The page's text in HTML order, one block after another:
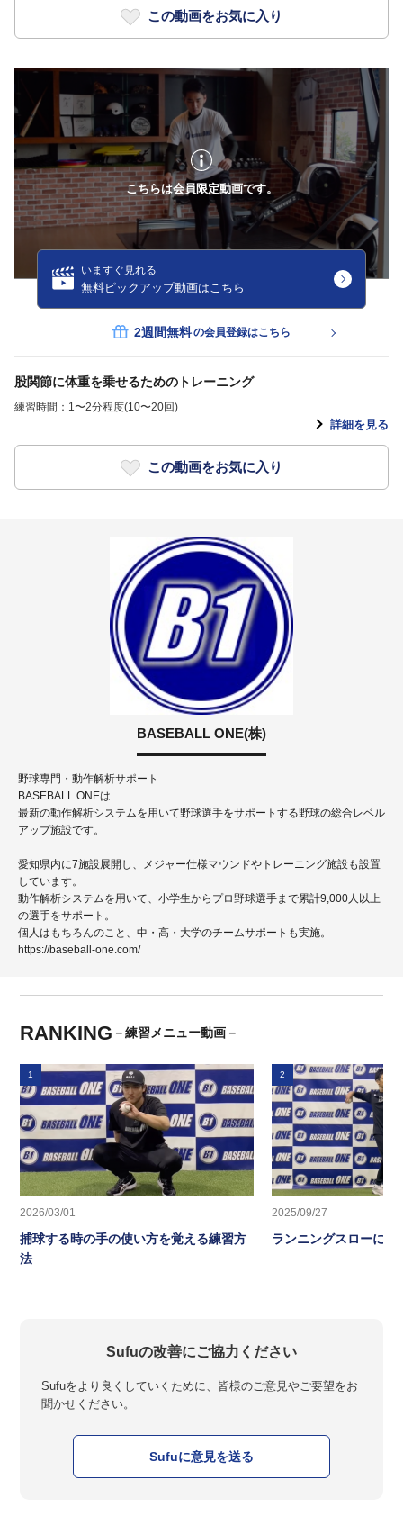
この動画をお気に入り
こちらは会員限定動画です。
いますぐ見れる
無料ピックアップ動画はこちら
2週間無料の会員登録はこちら
股関節に体重を乗せるためのトレーニング
練習時間：1〜2分程度(10〜20回)
詳細を見る
この動画をお気に入り
BASEBALL ONE(株)
野球専門・動作解析サポート
BASEBALL ONEは
最新の動作解析システムを用いて野球選手をサポートする野球の総合レベル
アップ施設です。
愛知県内に7施設展開し、メジャー仕様マウンドやトレーニング施設も設置
しています。
動作解析システムを用いて、小学生からプロ野球選手まで累計9,000人以上
の選手をサポート。
個人はもちろんのこと、中・高・大学のチームサポートも実施。
https://baseball-one.com/
RANKING －練習メニュー動画－
1
2026/03/01
捕球する時の手の使い方を覚える練習方
法
2
2025/09/27
ランニングスローに繋
Sufuの改善にご協力ください
Sufuをより良くしていくために、皆様のご意見やご要望をお
聞かせください。
Sufuに意見を送る